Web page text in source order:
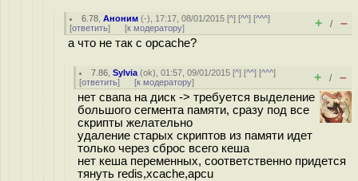
6.78 ,Аноним (-), 17:17, 08/01/2015 [^] [^^] [^^^]
[ответить] [к модератору] + / –
а что не так с opcache?
7.86 ,Sylvia (ok), 01:57, 09/01/2015 [^] [^^] [^^^]
[ответить] [к модератору] + / –
нет свапа на диск -> требуется выделение
большого сегмента памяти, сразу под все
скрипты желательно
удаление старых скриптов из памяти идет
только через сброс всего кеша
нет кеша переменных, соответственно придется
тянуть redis,xcache,apcu